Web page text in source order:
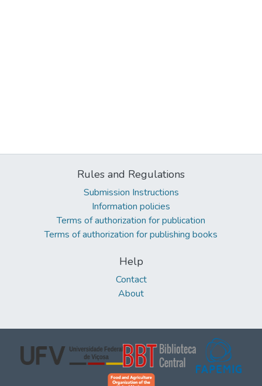
Rules and Regulations
Submission Instructions
Information policies
Terms of authorization for publication
Terms of authorization for publishing books
Help
Contact
About